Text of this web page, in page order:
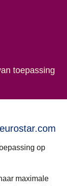
toepassing
op
maximale